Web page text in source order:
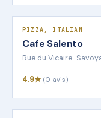
PIZZA, ITALIAN
Cafe Salento
Rue du Vicaire-
4.9★ (0 avis)